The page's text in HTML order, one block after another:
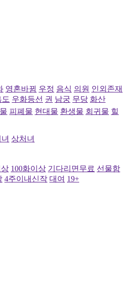
영혼바뀜 우정 음식 의원 인외존재
도 우화등선 권 남궁 무당 화산
피폐물 현대물 환생물 회귀물 힐
상처녀
100화이상 기다리면무료 선물함
4주이내신작 대여 19+